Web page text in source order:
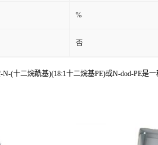
%
否
N-(十二烷酰基)(18:1十二烷基PE)或N-dod-PE